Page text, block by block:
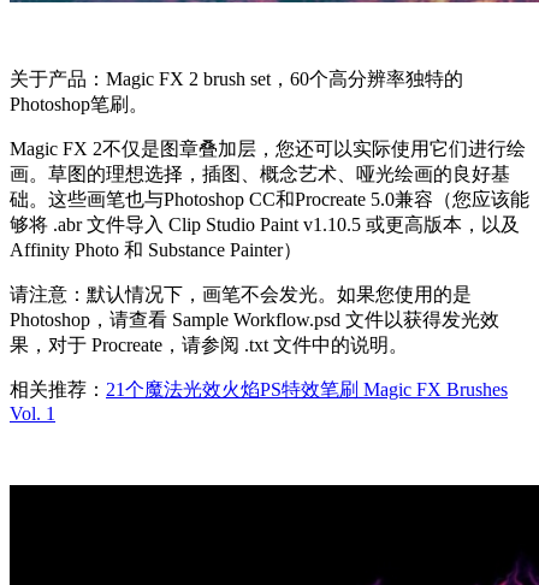
关于产品：Magic FX 2 brush set，60个高分辨率独特的
Photoshop笔刷。
Magic FX 2不仅是图章叠加层，您还可以实际使用它们进行绘
画。草图的理想选择，插图、概念艺术、哑光绘画的良好基
础。这些画笔也与Photoshop CC和Procreate 5.0兼容（您应该能
够将 .abr 文件导入 Clip Studio Paint v1.10.5 或更高版本，以及
Affinity Photo 和 Substance Painter）
请注意：默认情况下，画笔不会发光。如果您使用的是
Photoshop，请查看 Sample Workflow.psd 文件以获得发光效
果，对于 Procreate，请参阅 .txt 文件中的说明。
相关推荐： 21个魔法光效火焰PS特效笔刷 Magic FX Brushes
Vol. 1